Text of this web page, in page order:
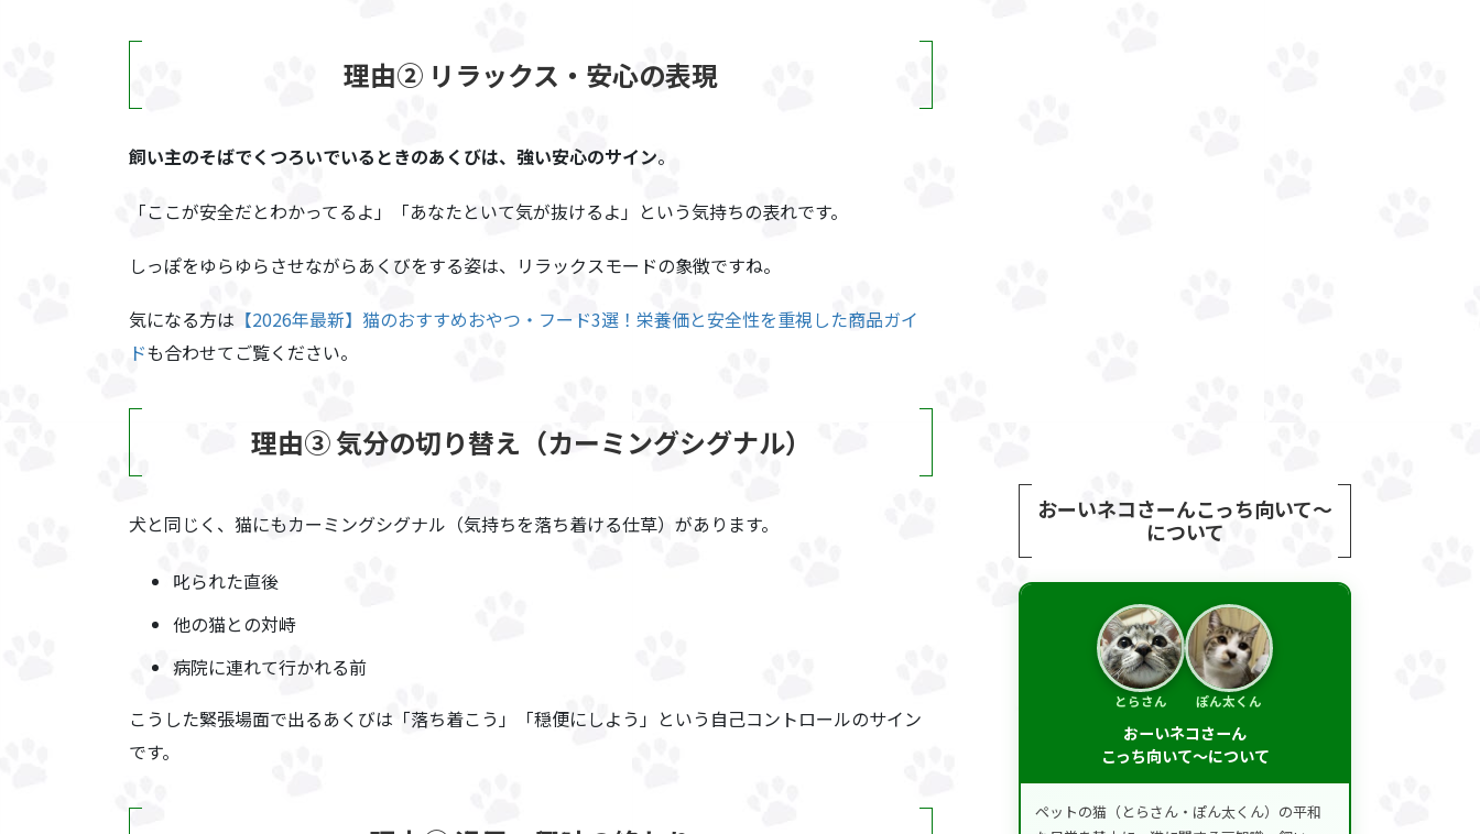
理由② リラックス・安心の表現
飼い主のそばでくつろいでいるときのあくびは、強い安心のサイン。
「ここが安全だとわかってるよ」「あなたといて気が抜けるよ」という気持ちの表れです。
しっぽをゆらゆらさせながらあくびをする姿は、リラックスモードの象徴ですね。
気になる方は 【2026年最新】猫のおすすめおやつ・フード3選！栄養価と安全性を重視した商品ガイ
ドも合わせてご覧ください。
理由③ 気分の切り替え（カーミングシグナル）
犬と同じく、猫にもカーミングシグナル（気持ちを落ち着ける仕草）があります。
叱られた直後
他の猫との対峙
病院に連れて行かれる前
こうした緊張場面で出るあくびは「落ち着こう」「穏便にしよう」という自己コントロールのサイン
です。
おーいネコさーんこっち向いて～
について
とらさん ぽん太くん
おーいネコさーん
こっち向いて～について
ペットの猫（とらさん・ぽん太くん）の平和